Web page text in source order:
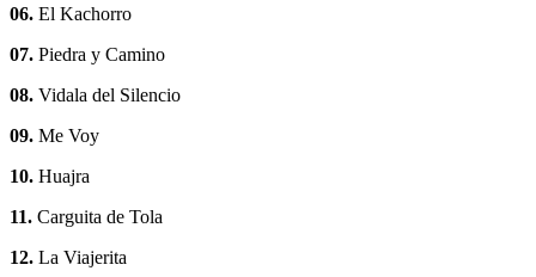
06. El Kachorro
07. Piedra y Camino
08. Vidala del Silencio
09. Me Voy
10. Huajra
11. Carguita de Tola
12. La Viajerita